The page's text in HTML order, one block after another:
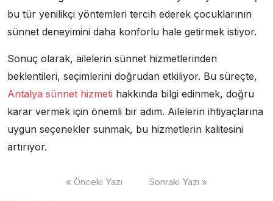
bu tür yenilikçi yöntemleri tercih ederek çocuklarının
sünnet deneyimini daha konforlu hale getirmek istiyor.
Sonuç olarak, ailelerin sünnet hizmetlerinden
beklentileri, seçimlerini doğrudan etkiliyor. Bu süreçte,
Antalya sünnet hizmeti hakkında bilgi edinmek, doğru
karar vermek için önemli bir adım. Ailelerin ihtiyaçlarına
uygun seçenekler sunmak, bu hizmetlerin kalitesini
artırıyor.
« Önceki Yazı Sonraki Yazı »